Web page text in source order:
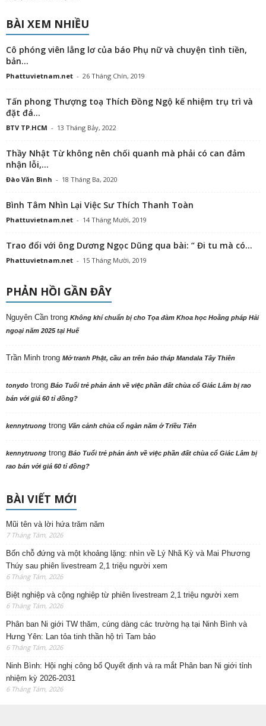
BÀI XEM NHIỀU
Cô phóng viên lẳng lơ của báo Phụ nữ và chuyện tình tiền,
bản...
Phattuvietnam.net - 26 Tháng Chín, 2019
Tấn phong Thượng toạ Thích Đồng Ngộ kế nhiệm trụ trì và
đặt đá...
BTV TP.HCM - 13 Tháng Bảy, 2022
Thầy Nhật Từ không nên chối quanh mà phải có can đảm
nhận lỗi,...
Đào Văn Bình - 18 Tháng Ba, 2020
Bình Tâm Nhìn Lại Việc Sư Thích Thanh Toàn
Phattuvietnam.net - 14 Tháng Mười, 2019
Trao đổi với ông Dương Ngọc Dũng qua bài: “ Đi tu mà có...
Phattuvietnam.net - 15 Tháng Mười, 2019
PHẢN HỒI GẦN ĐÂY
Nguyên Cần trong Không khí chuẩn bị cho Tọa đàm Khoa học Hoằng pháp Hải
ngoại năm 2025 tại Huế
Trần Minh trong Mở tranh Phật, cầu an trên bảo tháp Mandala Tây Thiên
tonydo trong Báo Tuổi trẻ phản ảnh về việc phần đất chùa cổ Giác Lâm bị rao
bán với giá 60 tỉ đồng?
kennytruong trong Vãn cảnh chùa cổ ngàn năm ở Triều Tiên
kennytruong trong Báo Tuổi trẻ phản ảnh về việc phần đất chùa cổ Giác Lâm bị
rao bán với giá 60 tỉ đồng?
BÀI VIẾT MỚI
Mũi tên và lời hứa trăm năm
7 Tháng Tám, 2026
Bốn chỗ đứng và một khoảng lặng: nhìn về Lý Nhã Kỳ và Mai Phương
Thúy sau phiên livestream 2,1 triệu người xem
6 Tháng Tám, 2026
Biệt nghiệp và cộng nghiệp từ phiên livestream 2,1 triệu người xem
6 Tháng Tám, 2026
Phân ban Ni giới TW thăm, cúng dàng các trường hạ tại Ninh Bình và
Hưng Yên: Lan tỏa tinh thần hộ trì Tam bảo
6 Tháng Tám, 2026
Ninh Bình: Hội nghị công bố Quyết định và ra mắt Phân ban Ni giới tỉnh
nhiệm kỳ 2026-2031
6 Tháng Tám, 2026